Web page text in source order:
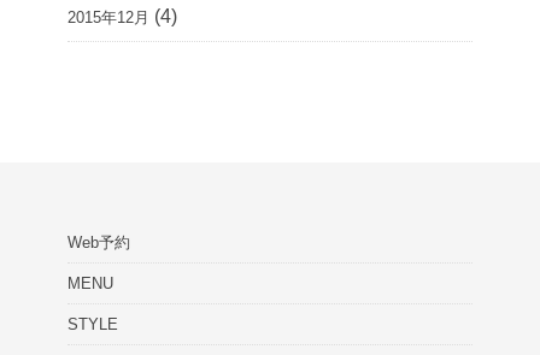
2015年12月 (4)
Web予約
MENU
STYLE